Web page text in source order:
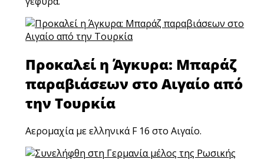
Προκαλεί η Άγκυρα: Μπαράζ
παραβιάσεων στο Αιγαίο από
την Τουρκία
Αερομαχία με ελληνικά F 16 στο Αιγαίο.